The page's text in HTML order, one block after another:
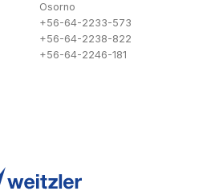
Osorno
+56-64-2233-573
+56-64-2238-822
+56-64-2246-181